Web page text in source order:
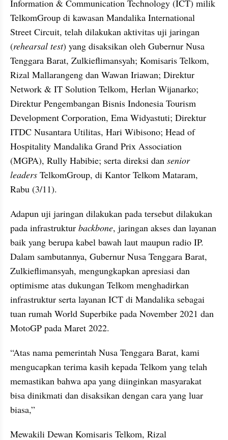
Information & Communication Technology (ICT) milik
TelkomGroup di kawasan Mandalika International
Street Circuit, telah dilakukan aktivitas uji jaringan
(rehearsal test) yang disaksikan oleh Gubernur Nusa
Tenggara Barat, Zulkieflimansyah; Komisaris Telkom,
Rizal Mallarangeng dan Wawan Iriawan; Direktur
Network & IT Solution Telkom, Herlan Wijanarko;
Direktur Pengembangan Bisnis Indonesia Tourism
Development Corporation, Ema Widyastuti; Direktur
ITDC Nusantara Utilitas, Hari Wibisono; Head of
Hospitality Mandalika Grand Prix Association
(MGPA), Rully Habibie; serta direksi dan senior
leaders TelkomGroup, di Kantor Telkom Mataram,
Rabu (3/11).
Adapun uji jaringan dilakukan pada tersebut dilakukan
pada infrastruktur backbone, jaringan akses dan layanan
baik yang berupa kabel bawah laut maupun radio IP.
Dalam sambutannya, Gubernur Nusa Tenggara Barat,
Zulkieflimansyah, mengungkapkan apresiasi dan
optimisme atas dukungan Telkom menghadirkan
infrastruktur serta layanan ICT di Mandalika sebagai
tuan rumah World Superbike pada November 2021 dan
MotoGP pada Maret 2022.
“Atas nama pemerintah Nusa Tenggara Barat, kami
mengucapkan terima kasih kepada Telkom yang telah
memastikan bahwa apa yang diinginkan masyarakat
bisa dinikmati dan disaksikan dengan cara yang luar
biasa,”
Mewakili Dewan Komisaris Telkom, Rizal